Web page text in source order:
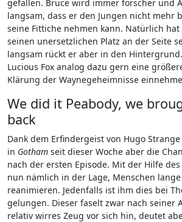
gefallen. Bruce wird immer forscher und
langsam, dass er den Jungen nicht mehr
seine Fittiche nehmen kann. Natürlich
seinen unersetzlichen Platz an der Seite
langsam rückt er aber in den
Lucious Fox analog dazu gern eine
Klärung der Waynegeheimnisse
We did it Peabody, we
back
Dank dem Erfindergeist von Hugo
in Gotham seit dieser Woche aber die
nach der ersten Episode. Mit der Hilfe
nun nämlich in der Lage, Menschen
reanimieren. Jedenfalls ist ihm dies bei
gelungen. Dieser faselt zwar nach seiner
relativ wirres Zeug vor sich hin, deutet